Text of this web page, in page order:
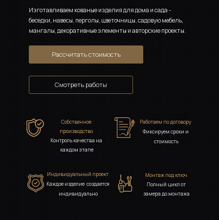
Изготавливаем кованые изделия для дома и сада -
беседки, навесы, перголы, цветочницы, садовую мебель,
мангалы, декоративные элементы и авторские проекты.
Рассчитать стоимость
Смотреть работы
Индивидуальный проект
Каждое изделие  создается
индивидуально
Собственное
производство
Контроль качества на
каждом этапе
Монтаж под ключ
Полный цикл от
замера до монтажа
Работаем по договору
Фиксируем сроки и
стоимость